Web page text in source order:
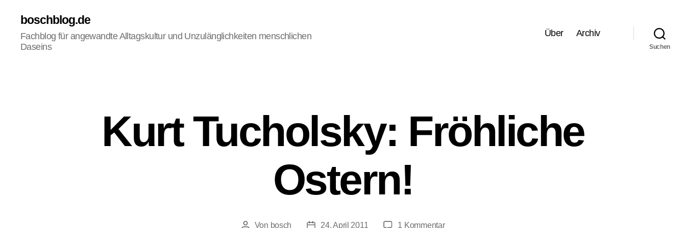
boschblog.de
Fachblog für angewandte Alltagskultur und Unzulänglichkeiten menschlichen
Daseins
Über Archiv
Suchen
Kurt Tucholsky: Fröhliche
Ostern!
Beitragsautor
Von bosch Veröffentlichungsdatum
24. April 2011 1 Kommentarzu